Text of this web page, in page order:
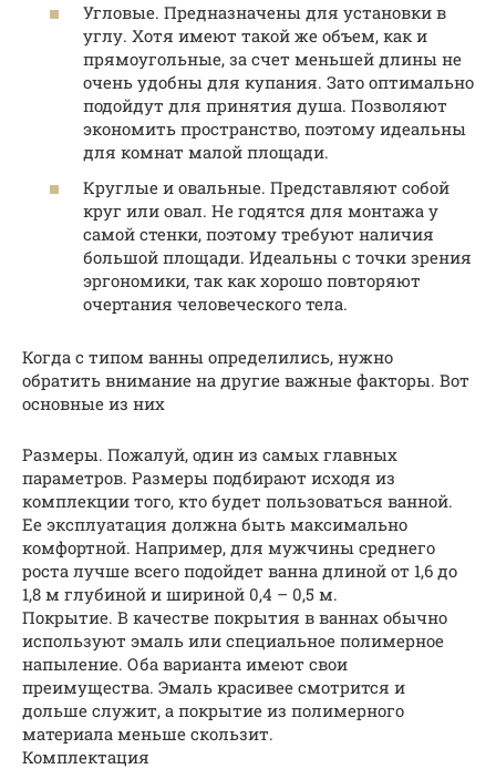
Угловые. Предназначены для установки в
углу. Хотя имеют такой же объем, как и
прямоугольные, за счет меньшей длины не
очень удобны для купания. Зато оптимально
подойдут для принятия душа. Позволяют
экономить пространство, поэтому идеальны
для комнат малой площади.
Круглые и овальные. Представляют собой
круг или овал. Не годятся для монтажа у
самой стенки, поэтому требуют наличия
большой площади. Идеальны с точки зрения
эргономики, так как хорошо повторяют
очертания человеческого тела.
Когда с типом ванны определились, нужно
обратить внимание на другие важные факторы. Вот
основные из них
Размеры. Пожалуй, один из самых главных
параметров. Размеры подбирают исходя из
комплекции того, кто будет пользоваться ванной.
Ее эксплуатация должна быть максимально
комфортной. Например, для мужчины среднего
роста лучше всего подойдет ванна длиной от 1,6 до
1,8 м глубиной и шириной 0,4 – 0,5 м.
Покрытие. В качестве покрытия в ваннах обычно
используют эмаль или специальное полимерное
напыление. Оба варианта имеют свои
преимущества. Эмаль красивее смотрится и
дольше служит, а покрытие из полимерного
материала меньше скользит.
Комплектация